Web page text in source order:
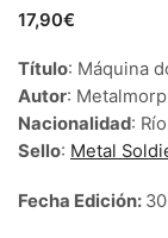
17,90€
Título: Máquina
Autor:
Nacionalidad:
Sello: Metal
Fecha Edición: